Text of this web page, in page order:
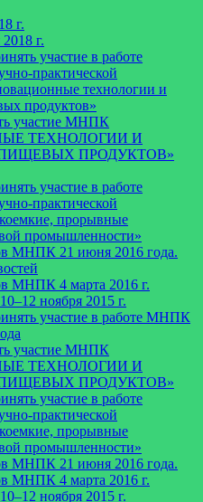
г.
г.
участие в работе
практической
технологии и
продуктов»
участие МНПК
ТЕХНОЛОГИИ И
ПРОДУКТОВ»
участие в работе
практической
прорывные
промышленности»
МНПК 21 июня 2016 года.
МНПК 4 марта 2016 г.
ноября 2015 г.
участие в работе МНПК
участие МНПК
ТЕХНОЛОГИИ И
ПРОДУКТОВ»
участие в работе
практической
прорывные
промышленности»
МНПК 21 июня 2016 года.
МНПК 4 марта 2016 г.
ноября 2015 г.